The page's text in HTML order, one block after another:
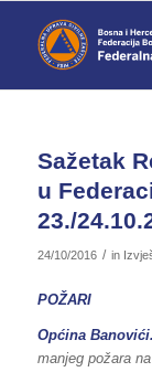
Sažetak
u
23./
24/10/2016 / in
POŽARI
Općina Banovići.
manjeg požara